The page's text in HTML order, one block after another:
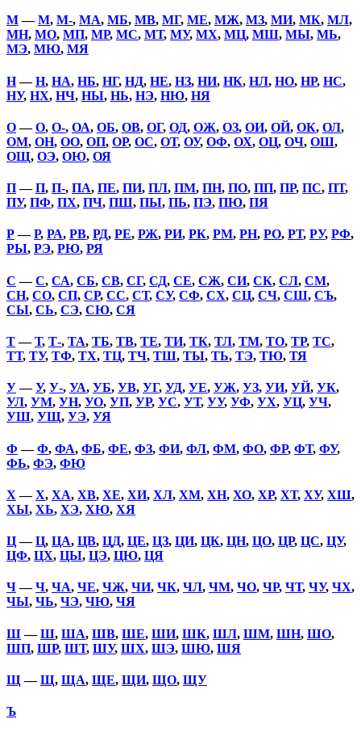
М—М, М-, МА, МБ, МВ, МГ, МЕ, МЖ, МЗ, МИ, МК, МЛ,
МН, МО, МП, МР, МС, МТ, МУ, МХ, МЦ, МШ, МЫ, МЬ,
МЭ, МЮ, МЯ
Н—Н, НА, НБ, НГ, НД, НЕ, НЗ, НИ, НК, НЛ, НО, НР, НС,
НУ, НХ, НЧ, НЫ, НЬ, НЭ, НЮ, НЯ
О—О, О-, ОА, ОБ, ОВ, ОГ, ОД, ОЖ, ОЗ, ОИ, ОЙ, ОК, ОЛ,
ОМ, ОН, ОО, ОП, ОР, ОС, ОТ, ОУ, ОФ, ОХ, ОЦ, ОЧ, ОШ,
ОЩ, ОЭ, ОЮ, ОЯ
П—П, П-, ПА, ПЕ, ПИ, ПЛ, ПМ, ПН, ПО, ПП, ПР, ПС, ПТ,
ПУ, ПФ, ПХ, ПЧ, ПШ, ПЫ, ПЬ, ПЭ, ПЮ, ПЯ
Р—Р, РА, РВ, РД, РЕ, РЖ, РИ, РК, РМ, РН, РО, РТ, РУ, РФ,
РЫ, РЭ, РЮ, РЯ
С —С, СА, СБ, СВ, СГ, СД, СЕ, СЖ, СИ, СК, СЛ, СМ,
СН, СО, СП, СР, СС, СТ, СУ, СФ, СХ, СЦ, СЧ, СШ, СЪ,
СЫ, СЬ, СЭ, СЮ, СЯ
Т—Т, Т-, ТА, ТБ, ТВ, ТЕ, ТИ, ТК, ТЛ, ТМ, ТО, ТР, ТС,
ТТ, ТУ, ТФ, ТХ, ТЦ, ТЧ, ТШ, ТЫ, ТЬ, ТЭ, ТЮ, ТЯ
У—У, У-, УА, УБ, УВ, УГ, УД, УЕ, УЖ, УЗ, УИ, УЙ, УК,
УЛ, УМ, УН, УО, УП, УР, УС, УТ, УУ, УФ, УХ, УЦ, УЧ,
УШ, УЩ, УЭ, УЯ
Ф —Ф, ФА, ФБ, ФЕ, ФЗ, ФИ, ФЛ, ФМ, ФО, ФР, ФТ, ФУ,
ФЬ, ФЭ, ФЮ
Х —Х, ХА, ХВ, ХЕ, ХИ, ХЛ, ХМ, ХН, ХО, ХР, ХТ, ХУ, ХШ,
ХЫ, ХЬ, ХЭ, ХЮ, ХЯ
Ц—Ц, ЦА, ЦВ, ЦД, ЦЕ, ЦЗ, ЦИ, ЦК, ЦН, ЦО, ЦР, ЦС, ЦУ,
ЦФ, ЦХ, ЦЫ, ЦЭ, ЦЮ, ЦЯ
Ч—Ч, ЧА, ЧЕ, ЧЖ, ЧИ, ЧК, ЧЛ, ЧМ, ЧО, ЧР, ЧТ, ЧУ, ЧХ,
ЧЫ, ЧЬ, ЧЭ, ЧЮ, ЧЯ
Ш—Ш, ША, ШВ, ШЕ, ШИ, ШК, ШЛ, ШМ, ШН, ШО,
ШП, ШР, ШТ, ШУ, ШХ, ШЭ, ШЮ, ШЯ
Щ —Щ, ЩА, ЩЕ, ЩИ, ЩО, ЩУ
Ъ